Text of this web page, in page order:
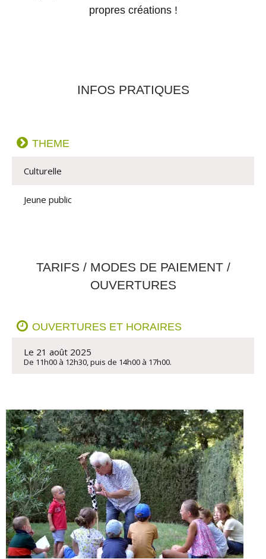
propres créations !
INFOS PRATIQUES
THEME
Culturelle
Jeune public
TARIFS / MODES DE PAIEMENT /
OUVERTURES
OUVERTURES ET HORAIRES
Le 21 août 2025
De 11h00 à 12h30, puis de 14h00 à 17h00.